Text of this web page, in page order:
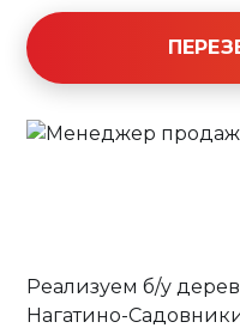
Реализуем б/у
Нагатино-